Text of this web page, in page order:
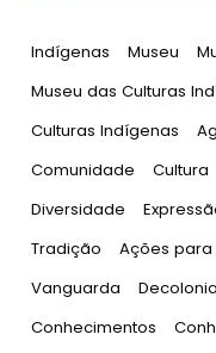
Tag:
Indígenas Tag:
Museu
Tag:
Museu das Culturas
Tag:
Culturas Indígenas
Tag:
Comunidade Tag:
Cultura
Tag:
Diversidade Tag:
Tag:
Tradição Tag:
Ações
Tag:
Vanguarda Tag:
Tag:
Conhecimentos Tag: